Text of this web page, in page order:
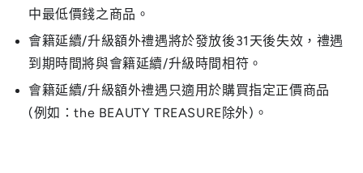
中最低價錢之商品。
會籍延續/升級額外禮遇將於發放後31天後失效，禮遇
到期時間將與會籍延續/升級時間相符。
會籍延續/升級額外禮遇只適用於購買指定正價商品
(例如：the BEAUTY TREASURE除外)。